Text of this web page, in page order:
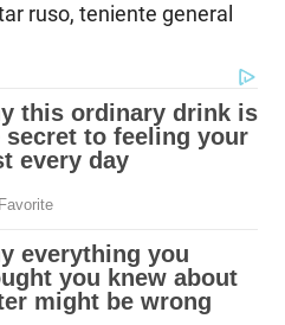
ruso, teniente general